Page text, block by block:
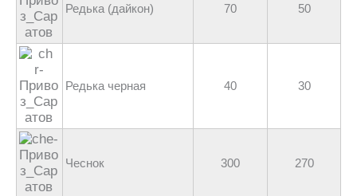
Редька (дайкон) 70 50
Редька черная 40 30
Чеснок 300 270